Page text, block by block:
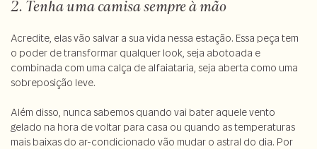
2. Tenha uma camisa sempre à mão
Acredite, elas vão salvar a sua vida nessa estação. Essa peça tem
o poder de transformar qualquer look, seja abotoada e
combinada com uma calça de alfaiataria, seja aberta como uma
sobreposição leve.
Além disso, nunca sabemos quando vai bater aquele vento
gelado na hora de voltar para casa ou quando as temperaturas
mais baixas do ar-condicionado vão mudar o astral do dia. Por